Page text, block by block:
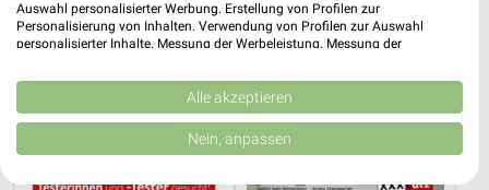
52,6 km
Gültig bis Fr. 14.08.
52,6 km
Gültig bis Fr. 14.08.
XXXLutz XXXLutz
Auswahl personalisierter Werbung. Erstellung von Profilen zur
Personalisierung von Inhalten. Verwendung von Profilen zur Auswahl
personalisierter Inhalte. Messung der Werbeleistung. Messung der
Kombinationen von Daten aus verschiedenen Quellen. Entwicklung und
Verbesserung der Angebote. Verwendung reduzierter Daten zur Auswahl
von Inhalten.
Daten können außerhalb der Europäischen Union weitergegeben und in die
USA gesendet werden.
Alle akzeptieren
Nein, anpassen